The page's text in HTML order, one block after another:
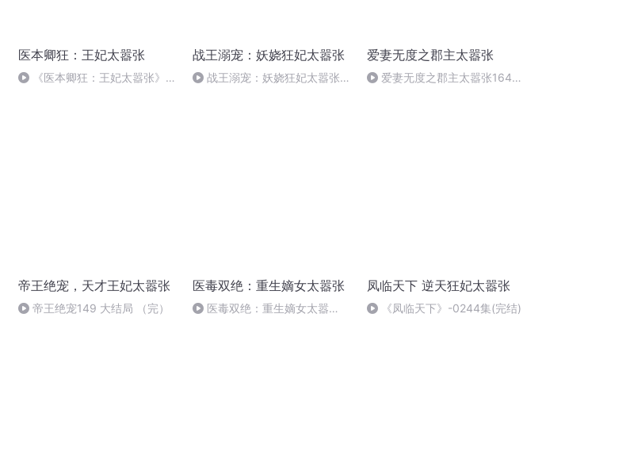
医本卿狂：王妃太嚣张
《医本卿狂：王妃太嚣张》
战王溺宠：妖娆狂妃太嚣张
战王溺宠：妖娆狂妃太嚣张
爱妻无度之郡主太嚣张
爱妻无度之郡主太嚣张164番
帝王绝宠，天才王妃太嚣张
帝王绝宠149 大结局 （完）
医毒双绝：重生嫡女太嚣张
医毒双绝：重生嫡女太嚣
凤临天下 逆天狂妃太嚣张
《凤临天下》-0244集(完结)